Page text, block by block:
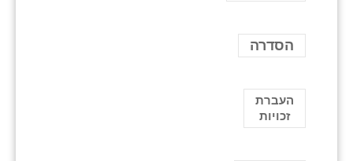
הסדרה
העברת
זכויות